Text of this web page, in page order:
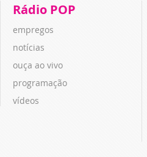
Rádio POP
empregos
notícias
ouça ao vivo
programação
vídeos